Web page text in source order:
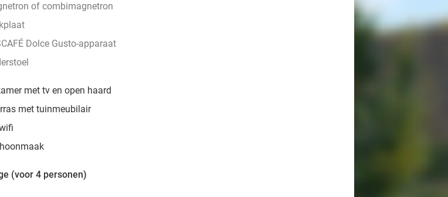
of combimagnetron
Dolce Gusto-apparaat
met tv en open haard
met tuinmeubilair
(voor 4 personen)